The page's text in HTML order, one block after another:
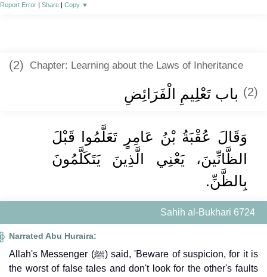
Report Error | Share | Copy ▼
(2) Chapter: Learning about the Laws of Inheritance
(2) باب تَعْلِيمِ الْفَرَائِضِ
وَقَالَ عُقْبَةُ بْنُ عَامِرٍ تَعَلَّمُوا قَبْلَ
الظَّانِّينَ، يَعْنِي الَّذِينَ يَتَكَلَّمُونَ
بِالظَّنِّ.
Sahih al-Bukhari 6724
Narrated Abu Huraira:
Allah's Messenger (ﷺ) said, 'Beware of suspicion, for it is
the worst of false tales and don't look for the other's faults